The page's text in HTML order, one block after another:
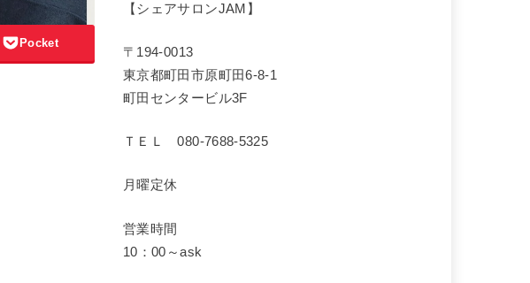
Pocket
【シェアサロンJAM】
〒194-0013
東京都町田市原町田6-8-1
町田センタービル3F
ＴＥＬ 080-7688-5325
月曜定休
営業時間
10：00～ask